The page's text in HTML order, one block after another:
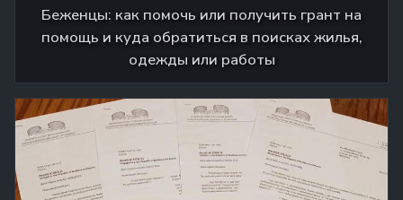
Беженцы: как помочь или получить грант на
помощь и куда обратиться в поисках жилья,
одежды или работы